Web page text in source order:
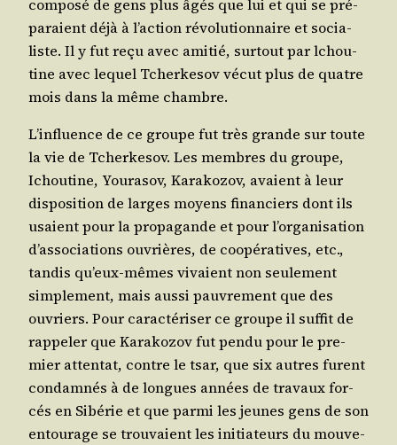
com­po­sé de gens plus âgés que lui et qui se pré­
pa­raient déjà à l’ac­tion révo­lu­tion­naire et socia­
liste. Il y fut reçu avec ami­tié, sur­tout par lchou­
tine avec lequel Tcher­ke­sov vécut plus de quatre
mois dans la même chambre.
L’in­fluence de ce groupe fut très grande sur toute
la vie de Tcher­ke­sov. Les membres du groupe,
Ichou­tine, You­ra­sov, Kara­ko­zov, avaient à leur
dis­po­si­tion de larges moyens finan­ciers dont ils
usaient pour la pro­pa­gande et pour l’or­ga­ni­sa­tion
d’as­so­cia­tions ouvrières, de coopé­ra­tives, etc.,
tan­dis qu’eux-mêmes vivaient non seule­ment
sim­ple­ment, mais aus­si pau­vre­ment que des
ouvriers. Pour carac­té­ri­ser ce groupe il suf­fit de
rap­pe­ler que Kara­ko­zov fut pen­du pour le pre­
mier atten­tat, contre le tsar, que six autres furent
condam­nés à de longues années de tra­vaux for­
cés en Sibé­rie et que par­mi les jeunes gens de son
entou­rage se trou­vaient les ini­tia­teurs du mou­ve­